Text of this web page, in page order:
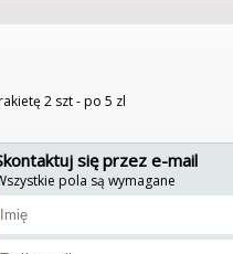
2 szt - po 5 zl
się przez e-mail
pola są wymagane